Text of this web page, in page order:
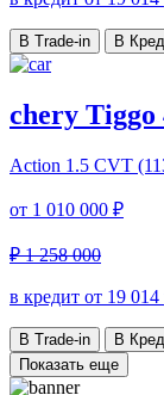
В Trade-in В
chery Tiggo
Action 1.5 CVT
от 1 010 000 ₽
₽ 1 258 000
в кредит от 19 014
В Trade-in
В
Показать еще